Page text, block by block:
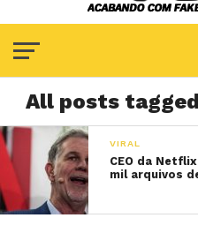
All posts
VIRAL
CEO da
mil arquivos